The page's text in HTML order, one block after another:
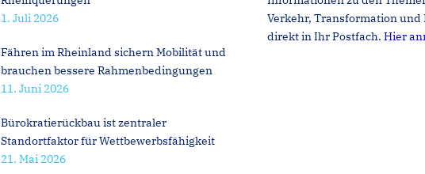
1. Juli 2026
Fähren im Rheinland sichern Mobilität und
brauchen bessere Rahmenbedingungen
11. Juni 2026
Bürokratierückbau ist zentraler
Standortfaktor für Wettbewerbsfähigkeit
21. Mai 2026
Verkehr, Transformation
direkt in Ihr Postfach. Hier